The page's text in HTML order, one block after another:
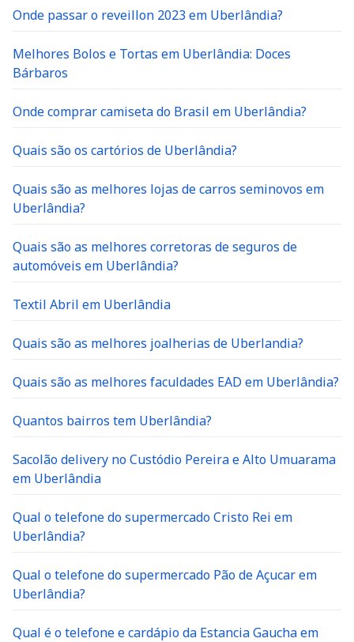
Onde passar o reveillon 2023 em Uberlândia?
Melhores Bolos e Tortas em Uberlândia: Doces
Bárbaros
Onde comprar camiseta do Brasil em Uberlândia?
Quais são os cartórios de Uberlândia?
Quais são as melhores lojas de carros seminovos em
Uberlândia?
Quais são as melhores corretoras de seguros de
automóveis em Uberlândia?
Textil Abril em Uberlândia
Quais são as melhores joalherias de Uberlandia?
Quais são as melhores faculdades EAD em Uberlândia?
Quantos bairros tem Uberlândia?
Sacolão delivery no Custódio Pereira e Alto Umuarama
em Uberlândia
Qual o telefone do supermercado Cristo Rei em
Uberlândia?
Qual o telefone do supermercado Pão de Açucar em
Uberlândia?
Qual é o telefone e cardápio da Estancia Gaucha em